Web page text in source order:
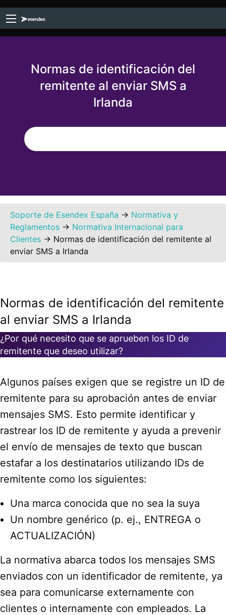
Normas de identificación del
remitente al enviar SMS a
Irlanda
Soporte de Esendex España → Normativa y
Reglamentos → Normativa Internacional para
Clientes → Normas de identificación del remitente al
enviar SMS a Irlanda
Normas de identificación del remitente
al enviar SMS a Irlanda
¿Por qué necesito que se aprueben los ID de
remitente que deseo utilizar?
Algunos países exigen que se registre un ID de
remitente para su aprobación antes de enviar
mensajes SMS. Esto permite identificar y
rastrear los ID de remitente y ayuda a prevenir
el envío de mensajes de texto que buscan
estafar a los destinatarios utilizando IDs de
remitente como los siguientes:
Una marca conocida que no sea la suya
Un nombre genérico (p. ej., ENTREGA o
ACTUALIZACIÓN)
La normativa abarca todos los mensajes SMS
enviados con un identificador de remitente, ya
sea para comunicarse externamente con
clientes o internamente con empleados. La